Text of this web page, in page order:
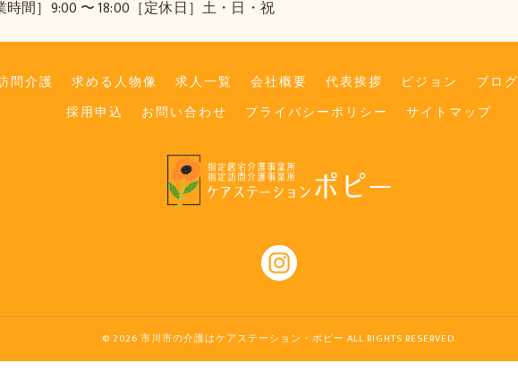
時間］9:00 〜 18:00［定休日］土・日・祝
問介護 求める人物像 求人一覧 会社概要 代表挨拶 ビジョン ブログ
採用申込
お問い合わせ プライバシーポリシー サイトマップ
© 2026 市川市の介護はケアステーション・ポピー ALL RIGHTS RESERVED.